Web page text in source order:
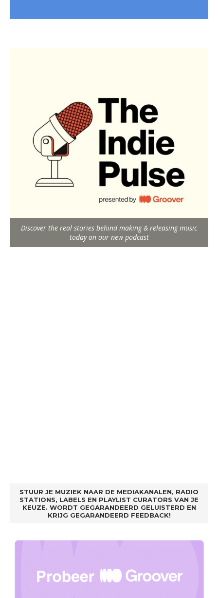
Discover the real stories behind making & releasing music
today on our new podcast
STUUR JE MUZIEK NAAR DE MEDIAKANALEN, RADIO
STATIONS, LABELS EN PLAYLIST CURATORS VAN JE
KEUZE. WORDT GEGARANDEERD GELUISTERD EN
KRIJG GEGARANDEERD FEEDBACK!